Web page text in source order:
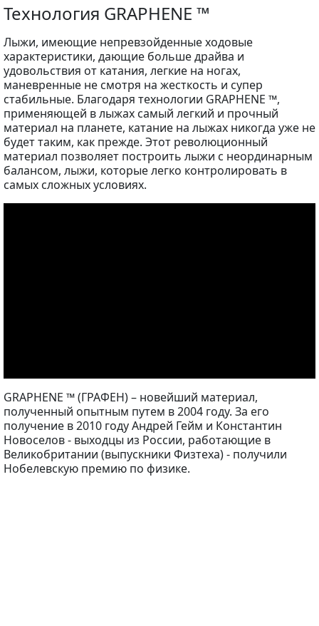
Технология GRAPHENE ™
Лыжи, имеющие непревзойденные ходовые
характеристики, дающие больше драйва и
удовольствия от катания, легкие на ногах,
маневренные не смотря на жесткость и супер
стабильные. Благодаря технологии GRAPHENE ™,
применяющей в лыжах самый легкий и прочный
материал на планете, катание на лыжах никогда уже не
будет таким, как прежде. Этот революционный
материал позволяет построить лыжи с неординарным
балансом, лыжи, которые легко контролировать в
самых сложных условиях.
GRAPHENE ™ (ГРАФЕН) – новейший материал,
полученный опытным путем в 2004 году. За его
получение в 2010 году Андрей Гейм и Константин
Новоселов - выходцы из России, работающие в
Великобритании (выпускники Физтеха) - получили
Нобелевскую премию по физике.